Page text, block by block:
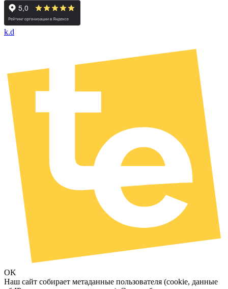
k.d
OK
Наш сайт собирает метаданные пользователя (cookie, данные